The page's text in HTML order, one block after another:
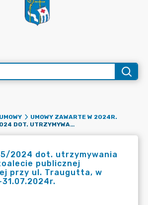
UMOWY
UMOWY ZAWARTE W 2024R.
UMOWA NR 425/2024 DOT. UTRZYMYWANIA CZYSTOŚCI W TOALECIE PUBLICZNEJ ZLOKALIZOWANEJ PRZY UL. TRAUGUTTA, W OKRESIE 1.06.-31.07.2024R.
2024 dot. utrzymywania
publicznej
przy ul. Traugutta, w